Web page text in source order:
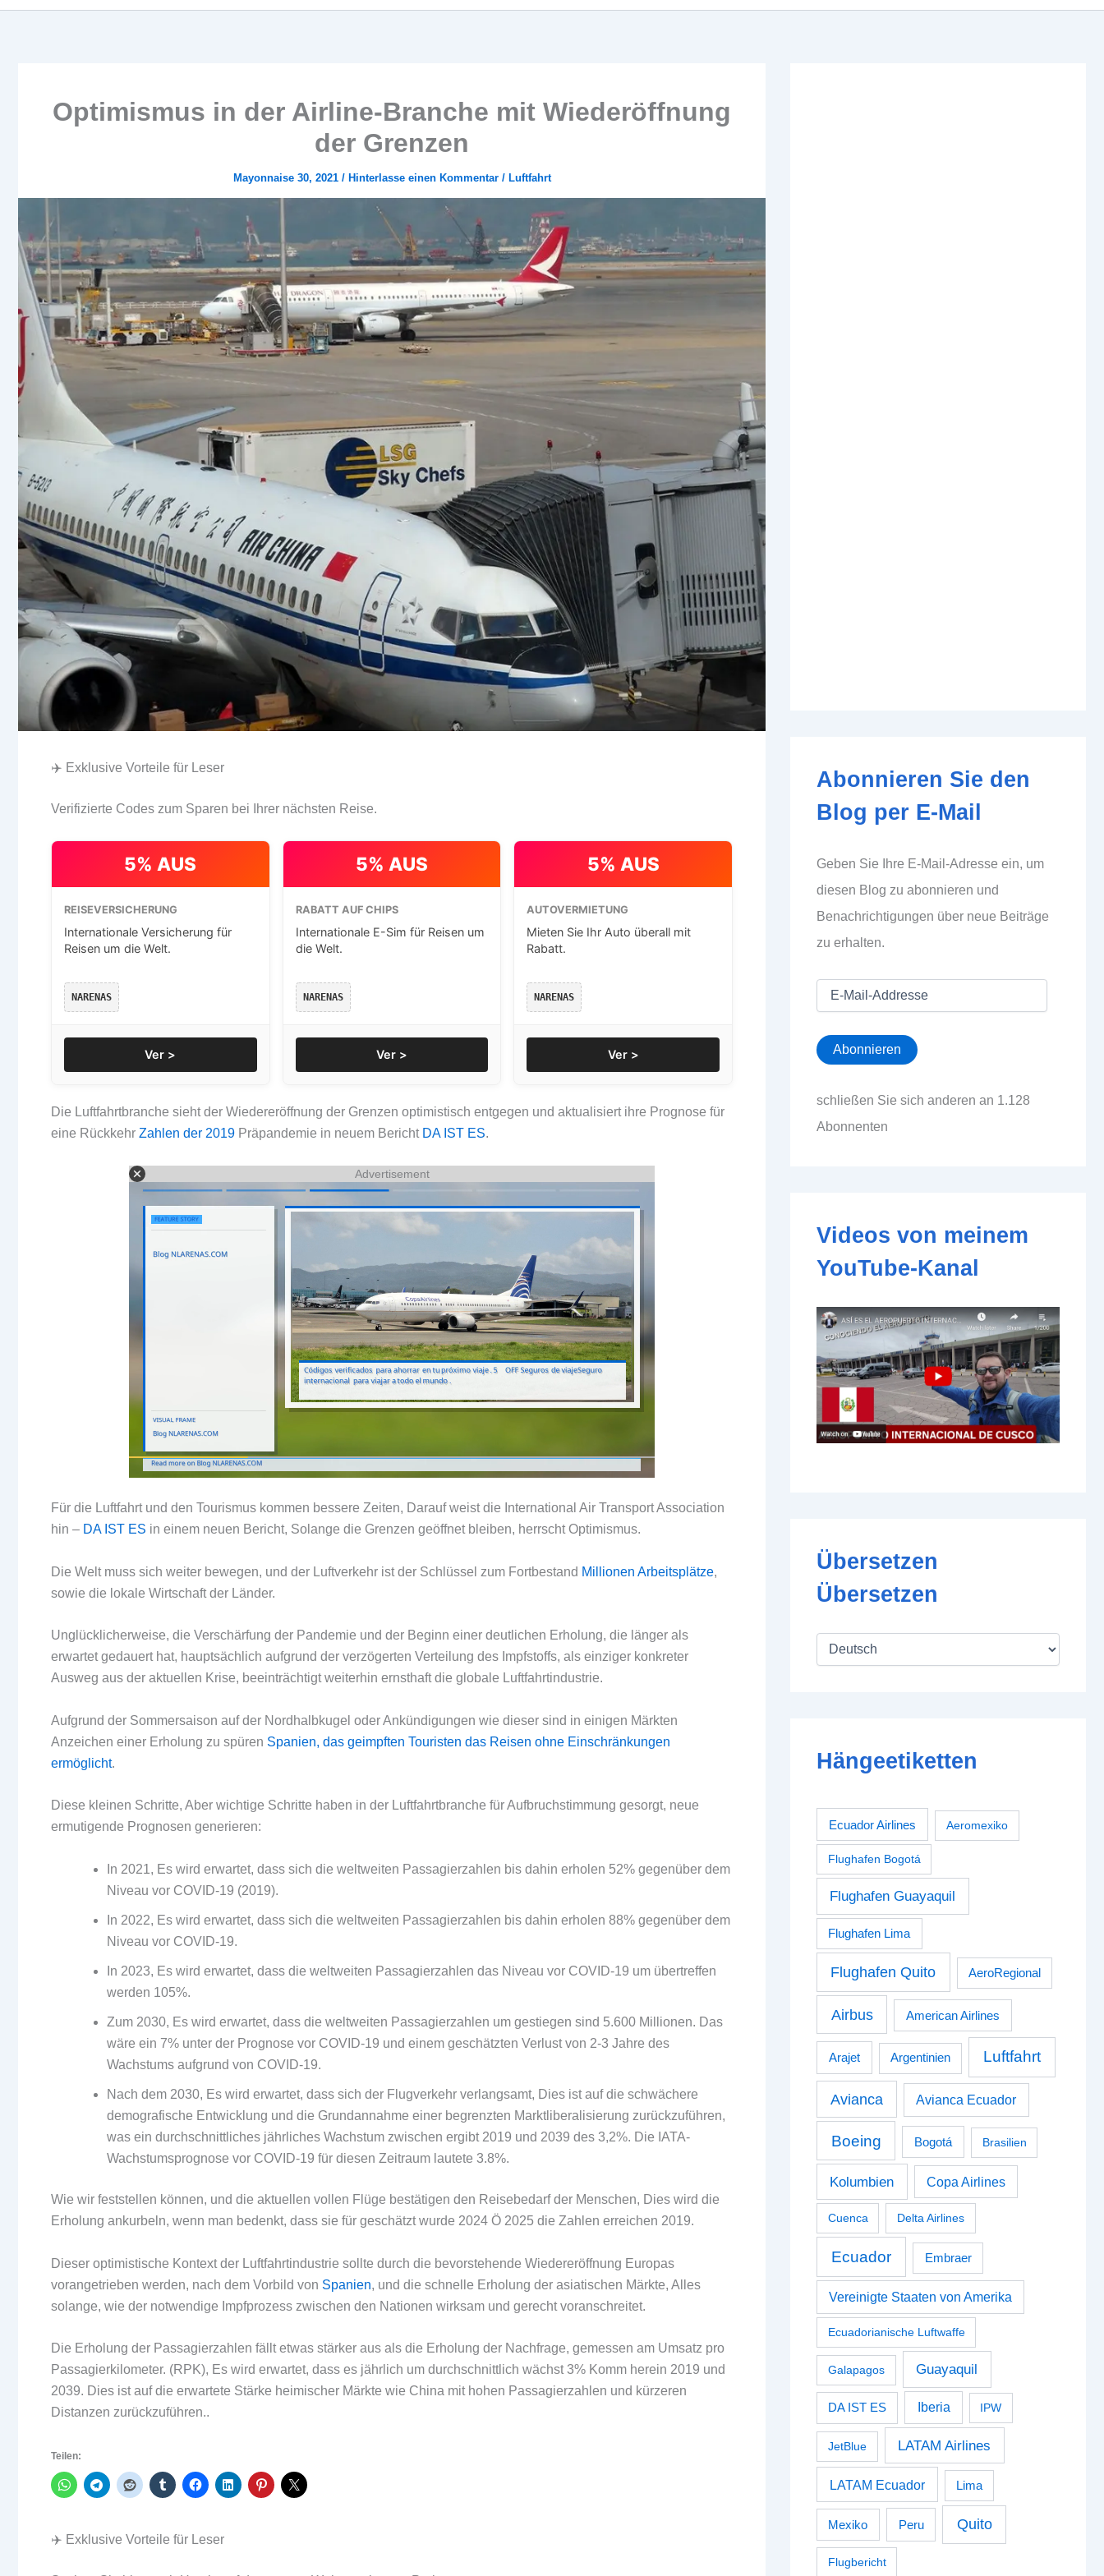
Optimismus in der Airline-Branche mit Wiederöffnung
der Grenzen
Mayonnaise 30, 2021 / Hinterlasse einen Kommentar / Luftfahrt
✈️ Exklusive Vorteile für Leser
Verifizierte Codes zum Sparen bei Ihrer nächsten Reise.
5% AUS
REISEVERSICHERUNG
Internationale Versicherung für
Reisen um die Welt.
NARENAS
Ver >
5% AUS
RABATT AUF CHIPS
Internationale E-Sim für Reisen um
die Welt.
NARENAS
Ver >
5% AUS
AUTOVERMIETUNG
Mieten Sie Ihr Auto überall mit
Rabatt.
NARENAS
Ver >
Die Luftfahrtbranche sieht der Wiedereröffnung der Grenzen optimistisch entgegen und aktualisiert ihre Prognose für
eine Rückkehr Zahlen der 2019 Präpandemie in neuem BerichtDA IST ES.
Advertisement
Für die Luftfahrt und den Tourismus kommen bessere Zeiten, Darauf weist die International Air Transport Association
hin – DA IST ES in einem neuen Bericht, Solange die Grenzen geöffnet bleiben, herrscht Optimismus.
Die Welt muss sich weiter bewegen, und der Luftverkehr ist der Schlüssel zum Fortbestand Millionen Arbeitsplätze,
sowie die lokale Wirtschaft der Länder.
Unglücklicherweise, die Verschärfung der Pandemie und der Beginn einer deutlichen Erholung, die länger als
erwartet gedauert hat, hauptsächlich aufgrund der verzögerten Verteilung des Impfstoffs, als einziger konkreter
Ausweg aus der aktuellen Krise, beeinträchtigt weiterhin ernsthaft die globale Luftfahrtindustrie.
Aufgrund der Sommersaison auf der Nordhalbkugel oder Ankündigungen wie dieser sind in einigen Märkten
Anzeichen einer Erholung zu spüren Spanien, das geimpften Touristen das Reisen ohne Einschränkungen
ermöglicht.
Diese kleinen Schritte, Aber wichtige Schritte haben in der Luftfahrtbranche für Aufbruchstimmung gesorgt, neue
ermutigende Prognosen generieren:
In 2021, Es wird erwartet, dass sich die weltweiten Passagierzahlen bis dahin erholen 52% gegenüber dem
Niveau vor COVID-19 (2019).
In 2022, Es wird erwartet, dass sich die weltweiten Passagierzahlen bis dahin erholen 88% gegenüber dem
Niveau vor COVID-19.
In 2023, Es wird erwartet, dass die weltweiten Passagierzahlen das Niveau vor COVID-19 um übertreffen
werden 105%.
Zum 2030, Es wird erwartet, dass die weltweiten Passagierzahlen um gestiegen sind 5.600 Millionen. Das
wäre ein 7% unter der Prognose vor COVID-19 und einem geschätzten Verlust von 2-3 Jahre des
Wachstums aufgrund von COVID-19.
Nach dem 2030, Es wird erwartet, dass sich der Flugverkehr verlangsamt, Dies ist auf die schwächere
demografische Entwicklung und die Grundannahme einer begrenzten Marktliberalisierung zurückzuführen,
was ein durchschnittliches jährliches Wachstum zwischen ergibt 2019 und 2039 des 3,2%. Die IATA-
Wachstumsprognose vor COVID-19 für diesen Zeitraum lautete 3.8%.
Wie wir feststellen können, und die aktuellen vollen Flüge bestätigen den Reisebedarf der Menschen, Dies wird die
Erholung ankurbeln, wenn man bedenkt, dass sie für geschätzt wurde 2024 Ö 2025 die Zahlen erreichen 2019.
Dieser optimistische Kontext der Luftfahrtindustrie sollte durch die bevorstehende Wiedereröffnung Europas
vorangetrieben werden, nach dem Vorbild von Spanien, und die schnelle Erholung der asiatischen Märkte, Alles
solange, wie der notwendige Impfprozess zwischen den Nationen wirksam und gerecht voranschreitet.
Die Erholung der Passagierzahlen fällt etwas stärker aus als die Erholung der Nachfrage, gemessen am Umsatz pro
Passagierkilometer. (RPK), Es wird erwartet, dass es jährlich um durchschnittlich wächst 3% Komm herein 2019 und
2039. Dies ist auf die erwartete Stärke heimischer Märkte wie China mit hohen Passagierzahlen und kürzeren
Distanzen zurückzuführen..
Teilen:
✈️ Exklusive Vorteile für Leser
Abonnieren Sie den
Blog per E-Mail
Geben Sie Ihre E-Mail-Adresse ein, um
diesen Blog zu abonnieren und
Benachrichtigungen über neue Beiträge
zu erhalten.
a
i
A
d
Abonnieren
schließen Sie sich anderen an 1.128
Abonnenten
Videos von meinem
YouTube-Kanal
Übersetzen
Übersetzen
Hängeetiketten
Ecuador Airlines Aeromexiko
Flughafen Bogotá
Flughafen Guayaquil
Flughafen Lima
Flughafen Quito AeroRegional
Airbus American Airlines
Arajet Argentinien Luftfahrt
Avianca Avianca Ecuador
Boeing Bogotá Brasilien
Kolumbien Copa Airlines
Cuenca Delta Airlines
Ecuador Embraer
Vereinigte Staaten von Amerika
Ecuadorianische Luftwaffe
Galapagos Guayaquil
DA IST ES Iberia IPW
JetBlue LATAM Airlines
LATAM Ecuador Lima
Mexiko Peru Quito
Flugbericht